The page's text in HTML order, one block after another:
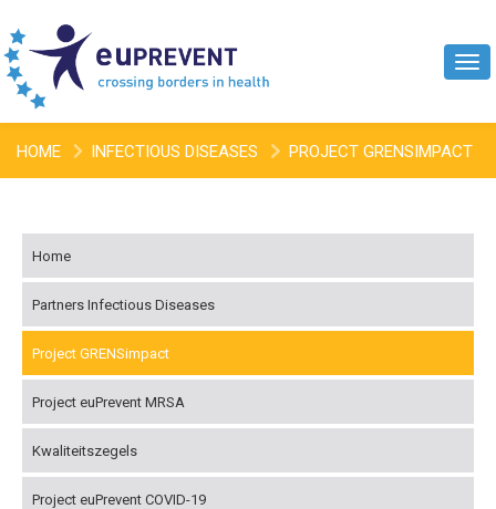
HOME INFECTIOUS DISEASES PROJECT GRENSIMPACT
Home
Partners Infectious Diseases
Project GRENSimpact
Project euPrevent MRSA
Kwaliteitszegels
Project euPrevent COVID-19